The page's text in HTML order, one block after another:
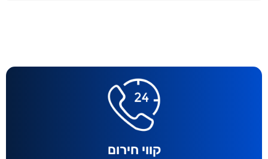
קווי חירום